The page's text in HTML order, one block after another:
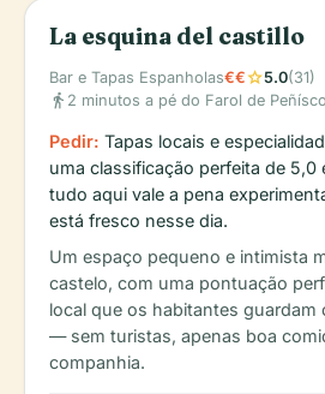
La esquina del castillo
Bar e Tapas Espanholas€€star5.0(31)
directions_walk 2 minutos a pé do Farol de
Pedir: Tapas locais e
uma classificação perfeita de 5,0
tudo aqui vale a pena
está fresco nesse dia.
Um espaço pequeno e intimista
castelo, com uma pontuação
local que os habitantes guardam
— sem turistas, apenas boa
companhia.